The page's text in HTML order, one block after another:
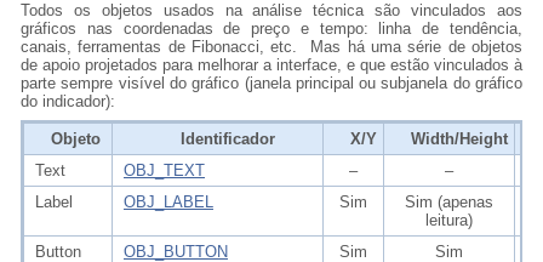
Todos os objetos usados na análise técnica são vinculados aos
gráficos nas coordenadas de preço e tempo: linha de tendência,
canais, ferramentas de Fibonacci, etc. Mas há uma série de objetos
de apoio projetados para melhorar a interface, e que estão vinculados à
parte sempre visível do gráfico (janela principal ou subjanela do gráfico
do indicador):
Objeto Identificador X/Y Width/Height
Text
OBJ_TEXT –
–
Label
OBJ_LABEL Sim
Sim (apenas
leitura)
Button
OBJ_BUTTON Sim
Sim